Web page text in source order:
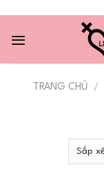
content
TRANG CHỦ /